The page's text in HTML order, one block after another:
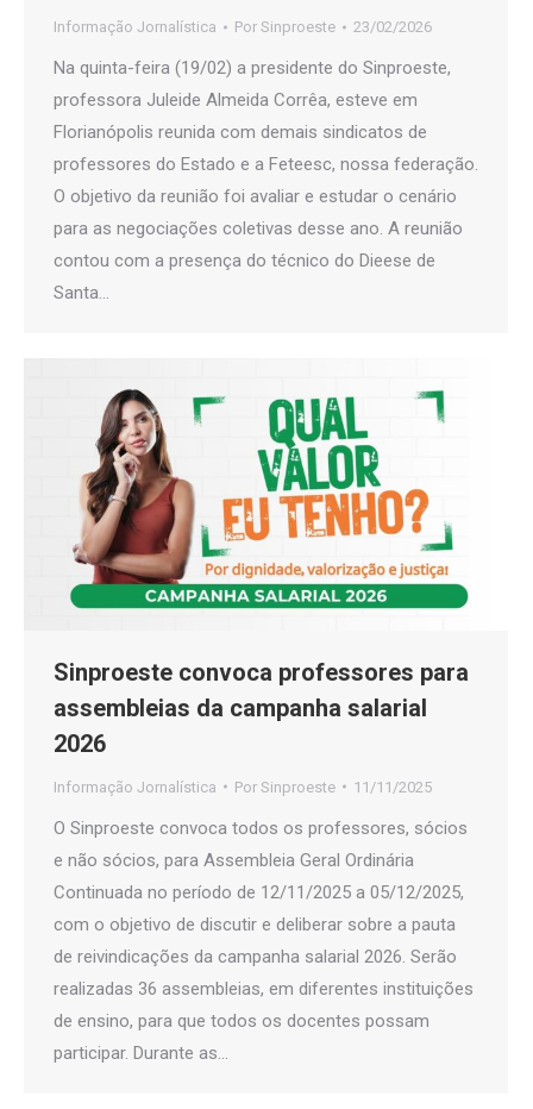
Informação Jornalística Por Sinproeste 23/02/2026
Na quinta-feira (19/02) a presidente do Sinproeste,
professora Juleide Almeida Corrêa, esteve em
Florianópolis reunida com demais sindicatos de
professores do Estado e a Feteesc, nossa federação.
O objetivo da reunião foi avaliar e estudar o cenário
para as negociações coletivas desse ano. A reunião
contou com a presença do técnico do Dieese de
Santa…
Sinproeste convoca professores para
assembleias da campanha salarial
2026
Informação Jornalística Por Sinproeste 11/11/2025
O Sinproeste convoca todos os professores, sócios
e não sócios, para Assembleia Geral Ordinária
Continuada no período de 12/11/2025 a 05/12/2025,
com o objetivo de discutir e deliberar sobre a pauta
de reivindicações da campanha salarial 2026. Serão
realizadas 36 assembleias, em diferentes instituições
de ensino, para que todos os docentes possam
participar. Durante as…